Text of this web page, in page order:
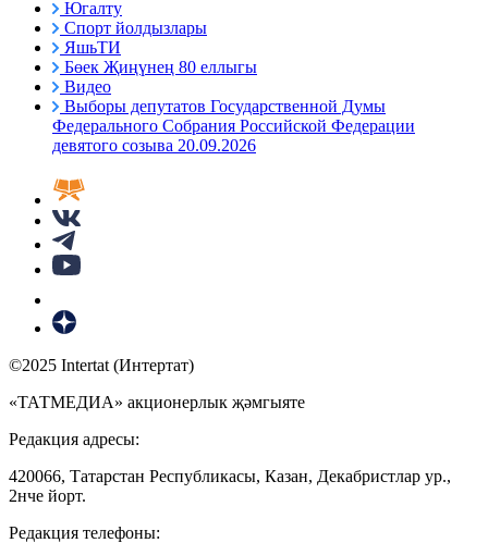
Югалту
Спорт йолдызлары
ЯшьТИ
Бөек Җиңүнең 80 еллыгы
Видео
Выборы депутатов Государственной Думы
Федерального Собрания Российской Федерации
девятого созыва 20.09.2026
©2025 Intertat (Интертат)
«ТАТМЕДИА» акционерлык җәмгыяте
Редакция адресы:
420066, Татарстан Республикасы, Казан, Декабристлар ур.,
2нче йорт.
Редакция телефоны: